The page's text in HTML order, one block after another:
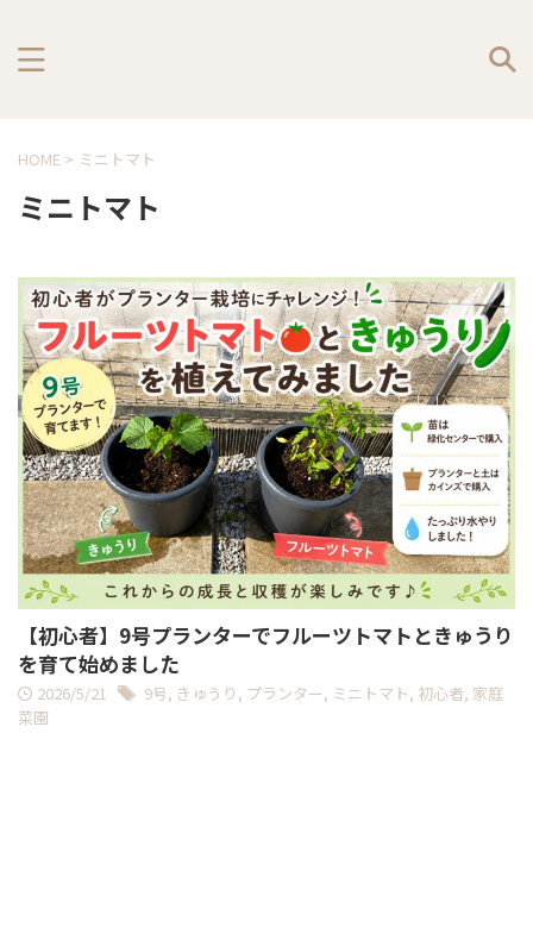
HOME > ミニトマト
ミニトマト
【初心者】9号プランターでフルーツトマトときゅうり
を育て始めました
2026/5/21 9号, きゅうり , プランター, ミニトマト, 初心者, 家庭
菜園